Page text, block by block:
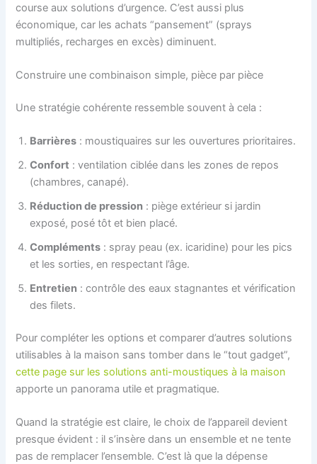
course aux solutions d’urgence. C’est aussi plus
économique, car les achats “pansement” (sprays
multipliés, recharges en excès) diminuent.
Construire une combinaison simple, pièce par pièce
Une stratégie cohérente ressemble souvent à cela :
Barrières : moustiquaires sur les ouvertures prioritaires.
Confort : ventilation ciblée dans les zones de repos
(chambres, canapé).
Réduction de pression : piège extérieur si jardin
exposé, posé tôt et bien placé.
Compléments : spray peau (ex. icaridine) pour les pics
et les sorties, en respectant l’âge.
Entretien : contrôle des eaux stagnantes et vérification
des filets.
Pour compléter les options et comparer d’autres solutions
utilisables à la maison sans tomber dans le “tout gadget”,
cette page sur les solutions anti-moustiques à la maison
apporte un panorama utile et pragmatique.
Quand la stratégie est claire, le choix de l’appareil devient
presque évident : il s’insère dans un ensemble et ne tente
pas de remplacer l’ensemble. C’est là que la dépense